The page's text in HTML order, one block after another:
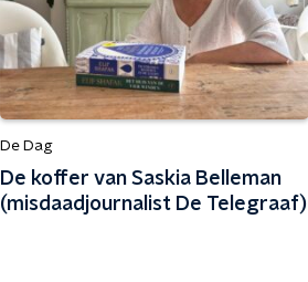
De Dag
De koffer van Saskia Belleman
(misdaadjournalist De Telegraaf)